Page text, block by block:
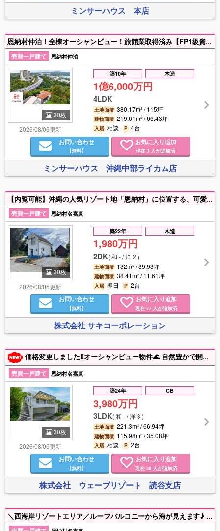
ミンサーハウス 本店
恩納村仲泊！全棟オーシャンビュー！旅館業取得済み【FP1級資格者による無料購入相談】✨注文住宅会社紹介サービス✨注文住宅の購入は通常の不動産購入より検討すべきことが多く、専門知識が必要になります…当社の代表は注文住宅会社で事業責任者の経験があり、通常の不動産営業より注文住宅に関する専門知識が豊富です！お客様のご予算やご希望からベストな注文住宅会社をご紹介させていただきます！✨住宅ローンのご案内✨県内銀行、ネット銀行含め１０行以上の金融機関からベストなローンをご案内します！✨営業拠点✨北部～南部まで沖縄県内７拠点展開中！浦添本店、那覇久茂地店、浦添パルコ店、沖縄ライカム店、読谷ローヤルホテル店、読谷残波岬店、名護宮里店✨ミンサーハウスのこだわり✨ハウスメーカー、大手金融機関などを経験した、沖縄特化の住宅・金融プロが専門性の高い情報提供にこだわって伴走します！
売買一戸建て
恩納村仲泊
30枚
2026/08/06更新
築10年 木造
1億6,000万円
4LDK
土地面積 380.17m² / 115坪
建物面積 219.61m² / 66.43坪
入居 相談P 4台
お問い合わせ
【無料】
お気に入り追加
現在 3 人が追加済
ミンサーハウス 沖縄中部ライカム店
【内覧可能】沖縄の人気リゾート地「恩納村」に位置する、可愛らしい三角屋根のコテージ♪自然に囲まれた静かな環境です🌈現地内覧ご案内可能！別荘にもおススメです🌟お問合せお待ちしております！
売買一戸建て
恩納村名嘉真
30枚
2026/08/05更新
築22年 木造
1,980万円
2DK(和 - / 洋 2 )
土地面積 132m² / 39.93坪
建物面積 38.41m² / 11.61坪
入居 即日P 2台
お問い合わせ
【無料】
お気に入り追加
現在 27人が追加済
株式会社 サキコーポレーション
価格変更しました‼オーシャンビュー物件🌊 自然豊かで開放的なVILLA🌺「SEA EIRENE hill stop」 お気軽にお問い合わせください🌈
売買一戸建て 恩納村名嘉真
30枚
2026/08/06更新
築24年 CB
3,980万円
3LDK(和 - / 洋 3 )
土地面積 221.3m² / 66.94坪
建物面積 115.98m² / 35.08坪
入居 相談P 2台
お問い合わせ
【無料】
お気に入り追加
現在 30人が追加済
株式会社 ウェーブリゾート 読谷支店
＼西海岸リゾートエリア／ルーフバルコニーから海が見えます♪ 宿泊施設として運用いかがですか？ 旅館業取得可能エリアです。 【ご案内予約受付中】